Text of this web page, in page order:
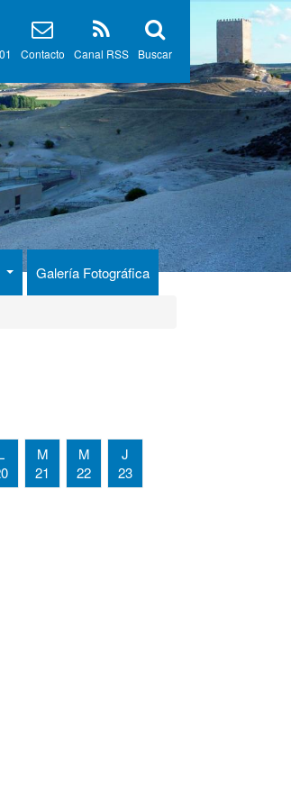
Buscar
Canal RSS
Contacto
Galería Fotográfica
M
21
M
22
J
23